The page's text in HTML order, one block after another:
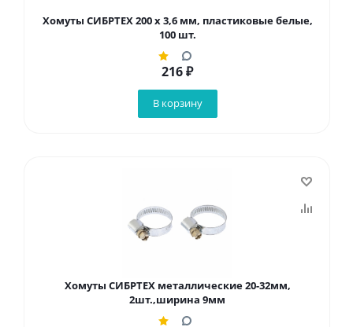
Хомуты СИБРТЕХ 200 х 3,6 мм, пластиковые белые,
100 шт.
216₽
В корзину
Хомуты СИБРТЕХ металлические 20-32мм,
2шт.,ширина 9мм